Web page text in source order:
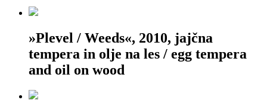
»Plevel / Weeds«, 2010, jajčna
tempera in olje na les / egg tempera
and oil on wood